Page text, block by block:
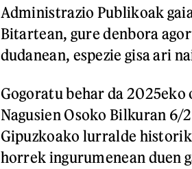
Administrazio Publikoak
Bitartean, gure denbora
dudanean, espezie gisa ari
Gogoratu behar da
Nagusien Osoko Bilkuran 6/
Gipuzkoako lurralde
horrek ingurumenean duen